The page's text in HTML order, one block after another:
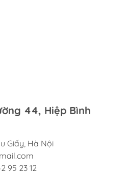
44, Hiệp Bình
Giấy, Hà Nội
95 23 12